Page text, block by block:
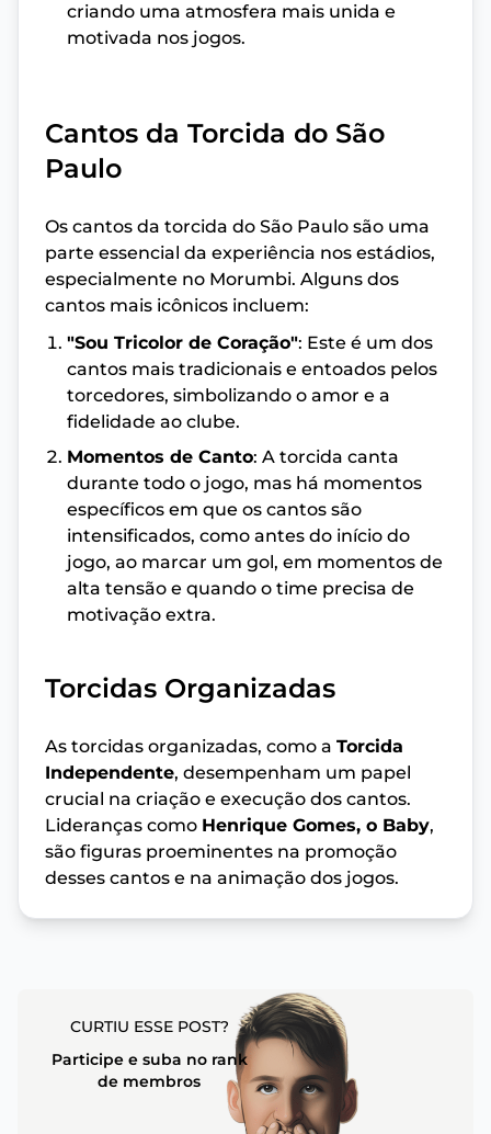
criando uma atmosfera mais unida e
motivada nos jogos.
Cantos da Torcida do São
Paulo
Os cantos da torcida do São Paulo são uma
parte essencial da experiência nos estádios,
especialmente no Morumbi. Alguns dos
cantos mais icônicos incluem:
"Sou Tricolor de Coração": Este é um dos
cantos mais tradicionais e entoados pelos
torcedores, simbolizando o amor e a
fidelidade ao clube.
Momentos de Canto: A torcida canta
durante todo o jogo, mas há momentos
específicos em que os cantos são
intensificados, como antes do início do
jogo, ao marcar um gol, em momentos de
alta tensão e quando o time precisa de
motivação extra.
Torcidas Organizadas
As torcidas organizadas, como a Torcida
Independente, desempenham um papel
crucial na criação e execução dos cantos.
Lideranças como Henrique Gomes, o Baby,
são figuras proeminentes na promoção
desses cantos e na animação dos jogos.
CURTIU ESSE POST?
Participe e suba no rank
de membros